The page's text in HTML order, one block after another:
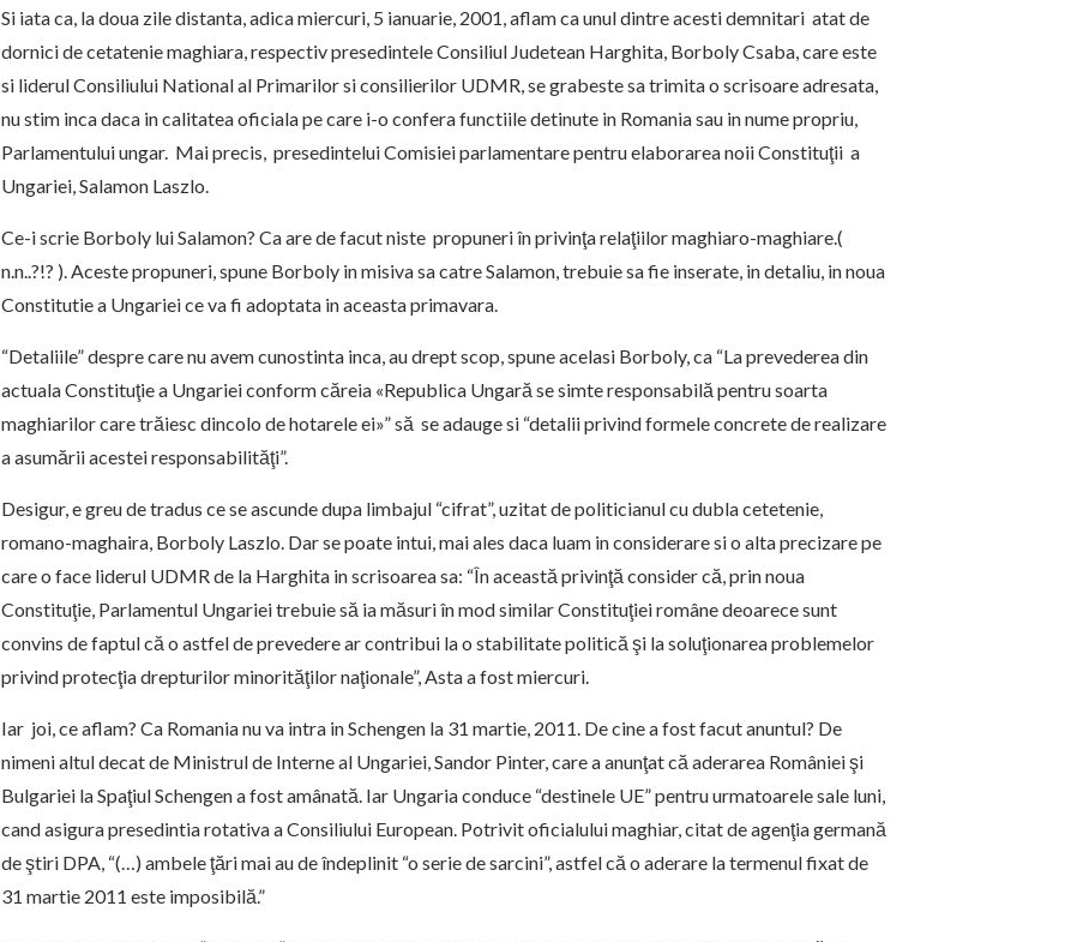
Si iata ca, la doua zile distanta, adica miercuri, 5 ianuarie, 2001, aflam ca unul dintre acesti demnitari atat de
dornici de cetatenie maghiara, respectiv presedintele Consiliul Judetean Harghita, Borboly Csaba, care este
si liderul Consiliului National al Primarilor si consilierilor UDMR, se grabeste sa trimita o scrisoare adresata,
nu stim inca daca in calitatea oficiala pe care i-o confera functiile detinute in Romania sau in nume propriu,
Parlamentului ungar. Mai precis, presedintelui Comisiei parlamentare pentru elaborarea noii Constituţii a
Ungariei, Salamon Laszlo.
Ce-i scrie Borboly lui Salamon? Ca are de facut niste propuneri în privinţa relaţiilor maghiaro-maghiare.(
n.n..?!? ). Aceste propuneri, spune Borboly in misiva sa catre Salamon, trebuie sa fie inserate, in detaliu, in noua
Constitutie a Ungariei ce va fi adoptata in aceasta primavara.
“Detaliile” despre care nu avem cunostinta inca, au drept scop, spune acelasi Borboly, ca “La prevederea din
actuala Constituţie a Ungariei conform căreia «Republica Ungară se simte responsabilă pentru soarta
maghiarilor care trăiesc dincolo de hotarele ei»” să se adauge si “detalii privind formele concrete de realizare
a asumării acestei responsabilităţi”.
Desigur, e greu de tradus ce se ascunde dupa limbajul “cifrat”, uzitat de politicianul cu dubla cetetenie,
romano-maghaira, Borboly Laszlo. Dar se poate intui, mai ales daca luam in considerare si o alta precizare pe
care o face liderul UDMR de la Harghita in scrisoarea sa: “În această privinţă consider că, prin noua
Constituţie, Parlamentul Ungariei trebuie să ia măsuri în mod similar Constituţiei române deoarece sunt
convins de faptul că o astfel de prevedere ar contribui la o stabilitate politică şi la soluţionarea problemelor
privind protecţia drepturilor minorităţilor naţionale”, Asta a fost miercuri.
Iar joi, ce aflam? Ca Romania nu va intra in Schengen la 31 martie, 2011. De cine a fost facut anuntul? De
nimeni altul decat de Ministrul de Interne al Ungariei, Sandor Pinter, care a anunţat că aderarea României şi
Bulgariei la Spaţiul Schengen a fost amânată. Iar Ungaria conduce “destinele UE” pentru urmatoarele sale luni,
cand asigura presedintia rotativa a Consiliului European. Potrivit oficialului maghiar, citat de agenţia germană
de ştiri DPA, “(…) ambele ţări mai au de îndeplinit “o serie de sarcini”, astfel că o aderare la termenul fixat de
31 martie 2011 este imposibilă.”